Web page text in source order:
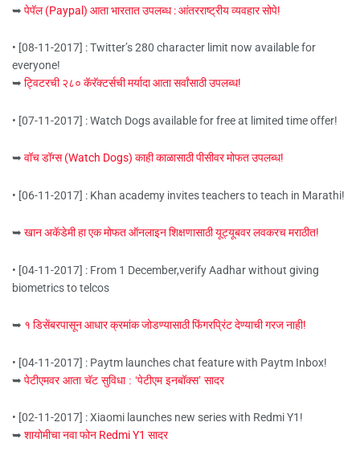
➥ पेपॅल (Paypal) आता भारतात उपलब्ध : आंतरराष्ट्रीय व्यवहार सोपे!
• [08-11-2017] : Twitter’s 280 character limit now available for
everyone!
➥ ट्विटरची २८० कॅरॅक्टर्सची मर्यादा आता सर्वांसाठी उपलब्ध!
• [07-11-2017] : Watch Dogs available for free at limited time offer!
➥ वॉच डॉग्स (Watch Dogs) काही काळासाठी पीसीवर मोफत उपलब्ध!
• [06-11-2017] : Khan academy invites teachers to teach in Marathi!
➥ खान अकॅडेमी हा एक मोफत ऑनलाइन शिक्षणासाठी यूट्यूबवर लवकरच मराठीत!
• [04-11-2017] : From 1 December,verify Aadhar without giving
biometrics to telcos
➥ १ डिसेंबरपासून आधार क्रमांक जोडण्यासाठी फिंगरप्रिंट देण्याची गरज नाही!
• [04-11-2017] : Paytm launches chat feature with Paytm Inbox!
➥ पेटीएमवर आता चॅट सुविधा : ‘पेटीएम इनबॉक्स’ सादर
• [02-11-2017] : Xiaomi launches new series with Redmi Y1!
➥ शायोमीचा नवा फोन Redmi Y1 सादर